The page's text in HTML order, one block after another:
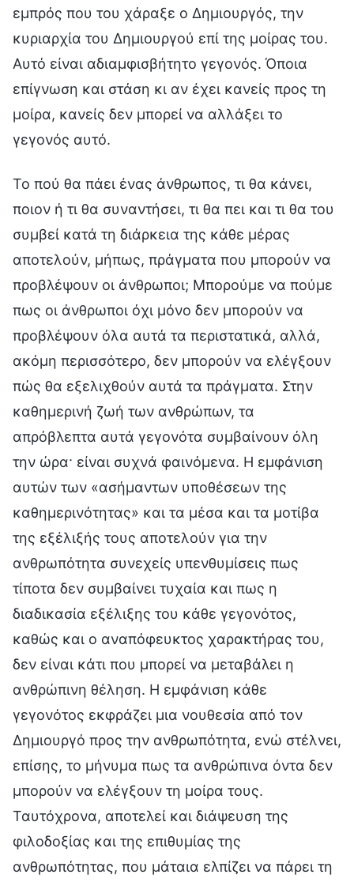
εμπρός που του χάραξε ο Δημιουργός, την
κυριαρχία του Δημιουργού επί της μοίρας του.
Αυτό είναι αδιαμφισβήτητο γεγονός. Όποια
επίγνωση και στάση κι αν έχει κανείς προς τη
μοίρα, κανείς δεν μπορεί να αλλάξει το
γεγονός αυτό.
Το πού θα πάει ένας άνθρωπος, τι θα κάνει,
ποιον ή τι θα συναντήσει, τι θα πει και τι θα του
συμβεί κατά τη διάρκεια της κάθε μέρας
αποτελούν, μήπως, πράγματα που μπορούν να
προβλέψουν οι άνθρωποι; Μπορούμε να πούμε
πως οι άνθρωποι όχι μόνο δεν μπορούν να
προβλέψουν όλα αυτά τα περιστατικά, αλλά,
ακόμη περισσότερο, δεν μπορούν να ελέγξουν
πώς θα εξελιχθούν αυτά τα πράγματα. Στην
καθημερινή ζωή των ανθρώπων, τα
απρόβλεπτα αυτά γεγονότα συμβαίνουν όλη
την ώρα· είναι συχνά φαινόμενα. Η εμφάνιση
αυτών των «ασήμαντων υποθέσεων της
καθημερινότητας» και τα μέσα και τα μοτίβα
της εξέλιξής τους αποτελούν για την
ανθρωπότητα συνεχείς υπενθυμίσεις πως
τίποτα δεν συμβαίνει τυχαία και πως η
διαδικασία εξέλιξης του κάθε γεγονότος,
καθώς και ο αναπόφευκτος χαρακτήρας του,
δεν είναι κάτι που μπορεί να μεταβάλει η
ανθρώπινη θέληση. Η εμφάνιση κάθε
γεγονότος εκφράζει μια νουθεσία από τον
Δημιουργό προς την ανθρωπότητα, ενώ στέλνει,
επίσης, το μήνυμα πως τα ανθρώπινα όντα δεν
μπορούν να ελέγξουν τη μοίρα τους.
Ταυτόχρονα, αποτελεί και διάψευση της
φιλοδοξίας και της επιθυμίας της
ανθρωπότητας, που μάταια ελπίζει να πάρει τη